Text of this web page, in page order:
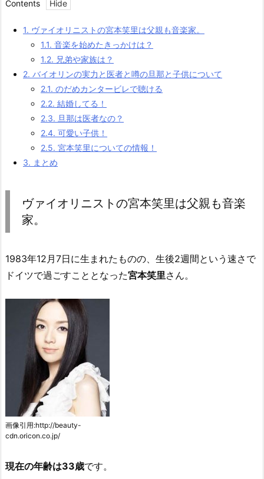
Contents
1. ヴァイオリニストの宮本笑里は父親も音楽家。
1.1. 音楽を始めたきっかけは？
1.2. 兄弟や家族は？
2. バイオリンの実力と医者と噂の旦那と子供について
2.1. のだめカンタービレで聴ける
2.2. 結婚してる！
2.3. 旦那は医者なの？
2.4. 可愛い子供！
2.5. 宮本笑里についての情報！
3. まとめ
ヴァイオリニストの宮本笑里は父親も音楽
家。
1983年12月7日に生まれたものの、生後2週間という速さで
ドイツで過ごすこととなった宮本笑里さん。
画像引用:http://beauty-
cdn.oricon.co.jp/
現在の年齢は33歳です。